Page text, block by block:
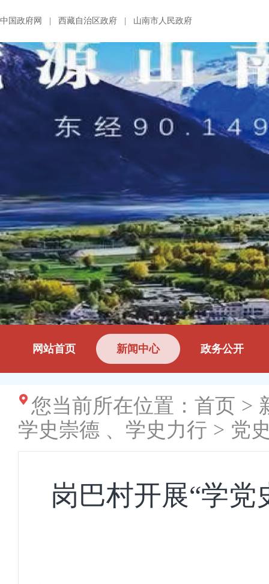
中国政府网 西藏自治区政府 山南市人民政府
网站首页 新闻中心 政务公开
您当前所在位置： 首页 >
学史崇德 、学史力行 > 党
岗巴村开展“学